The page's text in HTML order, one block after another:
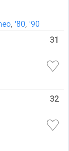
, '80, '90
31
32